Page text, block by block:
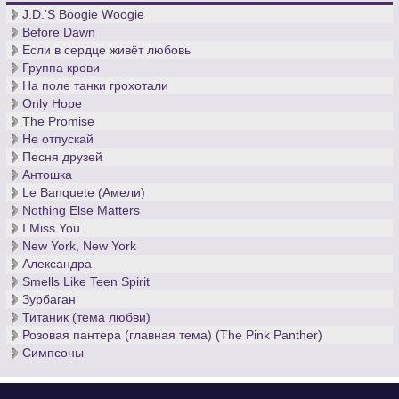
J.D.'S Boogie Woogie
Before Dawn
Если в сердце живёт любовь
Группа крови
На поле танки грохотали
Only Hope
The Promise
Не отпускай
Песня друзей
Антошка
Le Banquete (Амели)
Nothing Else Matters
I Miss You
New York, New York
Александра
Smells Like Teen Spirit
Зурбаган
Титаник (тема любви)
Розовая пантера (главная тема) (The Pink Panther)
Симпсоны